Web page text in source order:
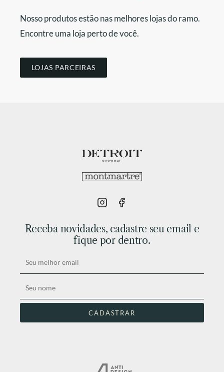
Nosso produtos estão nas melhores lojas do ramo.
Encontre uma loja perto de você.
LOJAS PARCEIRAS
Receba novidades, cadastre seu email e
fique por dentro.